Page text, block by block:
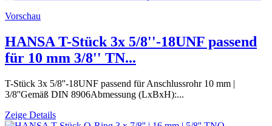
Vorschau
HANSA T-Stück 3x 5/8''-18UNF passend
für 10 mm 3/8'' TN...
T-Stück 3x 5/8''-18UNF passend für Anschlussrohr 10 mm |
3/8''Gemäß DIN 8906Abmessung (LxBxH):...
Zeige Details